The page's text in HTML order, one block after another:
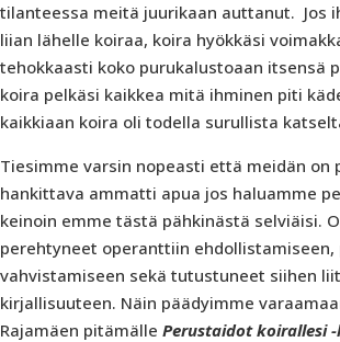
tilanteessa meitä juurikaan auttanut. Jos
liian lähelle koiraa, koira hyökkäsi
tehokkaasti koko purukalustoaan itsensä
koira pelkäsi kaikkea mitä ihminen piti
kaikkiaan koira oli todella surullista
Tiesimme varsin nopeasti että meidän on
hankittava ammatti apua jos haluamme
keinoin emme tästä pähkinästä selviäisi.
perehtyneet operanttiin ehdollistamiseen,
vahvistamiseen sekä tutustuneet siihen
kirjallisuuteen. Näin päädyimme
Rajamäen pitämälle Perustaidot koirallesi